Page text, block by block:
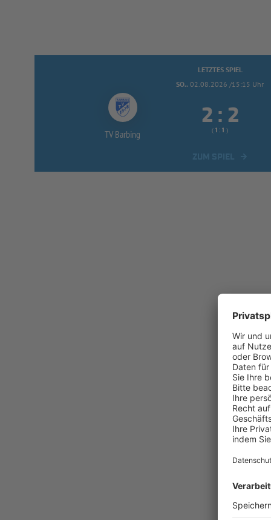
LETZTES SPIEL
SO.. 02.08.2026 /15:15 Uhr
TV Barbing
 : 
(  :  )